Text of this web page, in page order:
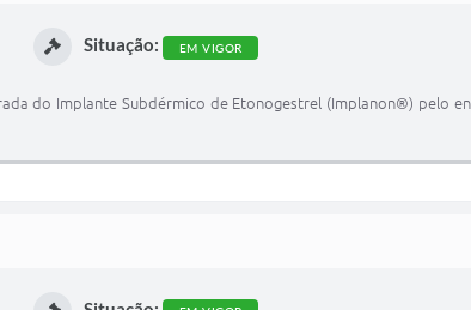
Situação: EM VIGOR
do Implante Subdérmico de Etonogestrel (Implanon®) pelo